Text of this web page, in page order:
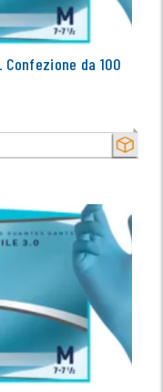
SECCO
da 100